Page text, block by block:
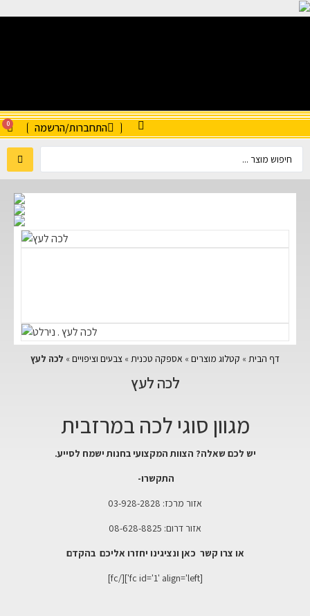
התחברות/הרשמה 0
דף הבית » קטלוג מוצרים » אספקה טכנית » צבעים וציפויים » לכה לעץ
לכה לעץ
מגוון סוגי לכה במרזבית
יש לכם שאלה? הצוות המקצועי בחנות ישמח לסייע.
התקשרו-
אזור מרכז: 03-928-2828
אזור דרום: 08-628-8825
או צרו קשר כאן ונציגינו יחזרו אליכם בהקדם
[fc id='1' align='left'][/fc]